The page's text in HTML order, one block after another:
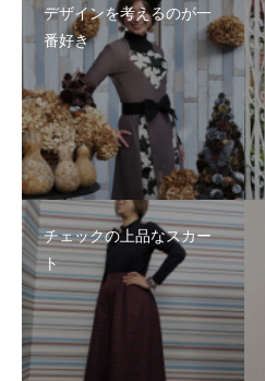
デザインを考えるのが一
番好き
チェックの上品なスカー
ト